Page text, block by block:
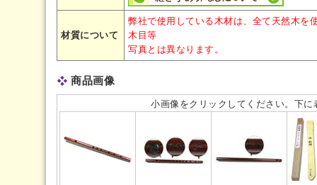
材質について
弊社で使用している木材は、全て天然木を
木目等
写真とは異なります。
商品画像
小画像をクリックしてください。下に